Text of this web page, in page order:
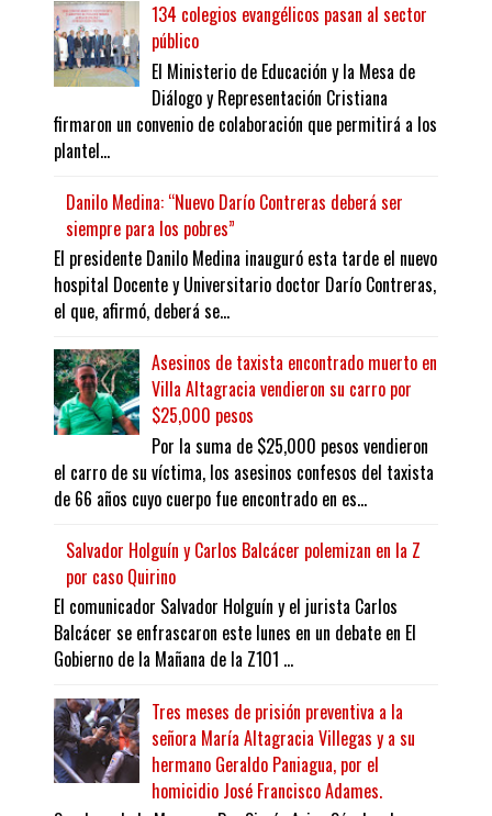
134 colegios evangélicos pasan al sector
público
El Ministerio de Educación y la Mesa de
Diálogo y Representación Cristiana
firmaron un convenio de colaboración que permitirá a los
plantel...
Danilo Medina: “Nuevo Darío Contreras deberá ser
siempre para los pobres”
El presidente Danilo Medina inauguró esta tarde el nuevo
hospital Docente y Universitario doctor Darío Contreras,
el que, afirmó, deberá se...
Asesinos de taxista encontrado muerto en
Villa Altagracia vendieron su carro por
$25,000 pesos
Por la suma de $25,000 pesos vendieron
el carro de su víctima, los asesinos confesos del taxista
de 66 años cuyo cuerpo fue encontrado en es...
Salvador Holguín y Carlos Balcácer polemizan en la Z
por caso Quirino
El comunicador Salvador Holguín y el jurista Carlos
Balcácer se enfrascaron este lunes en un debate en El
Gobierno de la Mañana de la Z101 ...
Tres meses de prisión preventiva a la
señora María Altagracia Villegas y a su
hermano Geraldo Paniagua, por el
homicidio José Francisco Adames.